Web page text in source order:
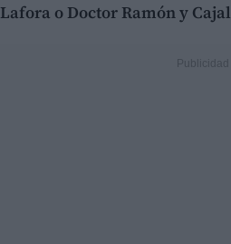
Lafora o Doctor Ramón y Cajal